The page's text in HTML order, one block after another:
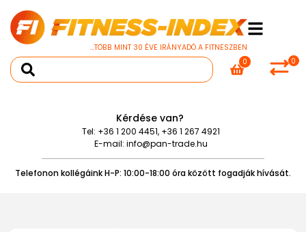
...TÖBB MINT 30 ÉVE IRÁNYADÓ A FITNESZBEN
0
0
Kérdése van?
Tel: +36 1 200 4451, +36 1 267 4921
E-mail: info@pan-trade.hu
Telefonon kollégáink H-P: 10:00-18:00 óra között fogadják hívását.